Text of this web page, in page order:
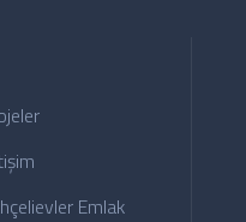
Emlak